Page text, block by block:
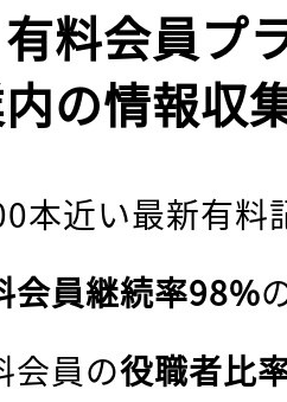
有料会員プ
の情報収
本近い最新有料
会員継続率98%
会員の役職者比